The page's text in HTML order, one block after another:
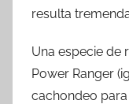
resulta
Una especie de
Power Ranger
cachondeo